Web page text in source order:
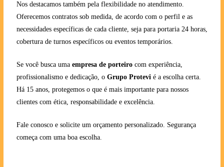
Nos destacamos também pela flexibilidade no atendimento.
Oferecemos contratos sob medida, de acordo com o perfil e as
necessidades específicas de cada cliente, seja para portaria 24 horas,
cobertura de turnos específicos ou eventos temporários.
Se você busca uma empresa de porteirocom experiência,
profissionalismo e dedicação, o Grupo Protevié a escolha certa.
Há 15 anos, protegemos o que é mais importante para nossos
clientes com ética, responsabilidade e excelência.
Fale conosco e solicite um orçamento personalizado. Segurança
começa com uma boa escolha.